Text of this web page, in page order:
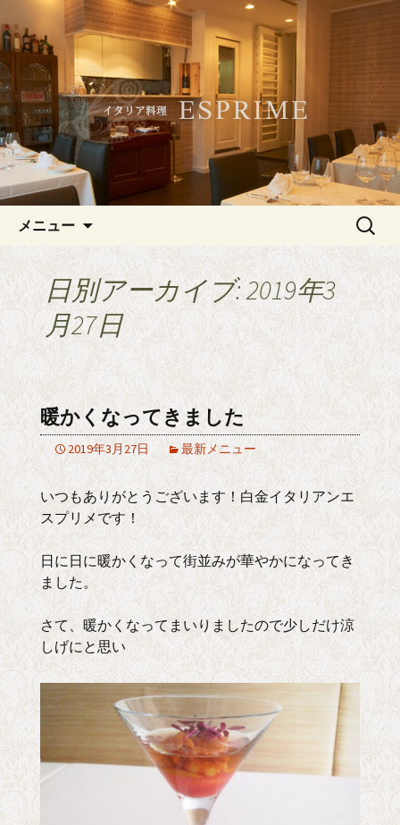
白金・広尾のイタリアン
「ESPRIME（エスプリメ）」
記念日やデートにおすすめ、白金・広
尾のイタリアン「ESPRIME（エスプリ
メ）」
メニュー
検
日別アーカイブ: 2019年3
月27日
暖かくなってきました
2019年3月27日 最新メニュー
いつもありがとうございます！白金イタリアンエ
スプリメです！
日に日に暖かくなって街並みが華やかになってき
ました。
さて、暖かくなってまいりましたので少しだけ涼
しげにと思い